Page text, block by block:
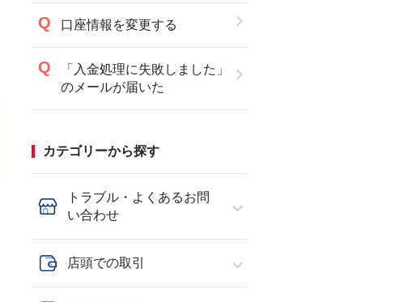
口座情報を変更する
「入金処理に失敗しました」
のメールが届いた
カテゴリーから探す
トラブル・よくあるお問
い合わせ
店頭での取引